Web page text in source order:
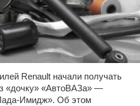
Renault начали получать
«дочку» «АвтоВАЗа» —
Имидж». Об этом